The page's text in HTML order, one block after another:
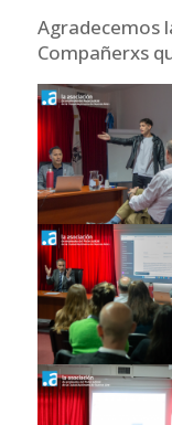
Agradecemos
Compañerxs